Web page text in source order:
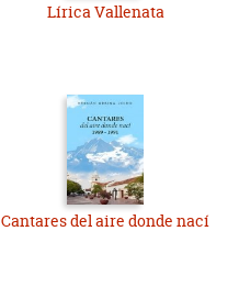
Lírica Vallenata
Cantares del aire donde nací